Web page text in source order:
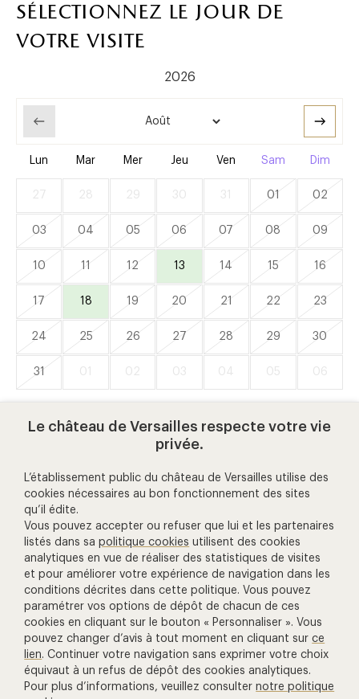
sélectionnez le jour de
votre visite
Lun Mar Mer Jeu Ven Sam Dim
27 28 29 30 31 01 02
03 04 05 06 07 08 09
10 11 12 13 14 15 16
17 18 19 20 21 22 23
24 25 26 27 28 29 30
31 01 02 03 04 05 06
Disponible ce jour Indisponible ce jour
aide et contact
01 30 83 78 00
(prix d'un appel local)
Nous contacter
Gestion des cookies
autres billetteries
Le château de Versailles respecte votre vie
privée.
L’établissement public du château de Versailles utilise des
cookies nécessaires au bon fonctionnement des sites
qu’il édite.
Vous pouvez accepter ou refuser que lui et les partenaires
listés dans sapolitique cookies utilisent des cookies
analytiques en vue de réaliser des statistiques de visites
et pour améliorer votre expérience de navigation dans les
conditions décrites dans cette politique. Vous pouvez
paramétrer vos options de dépôt de chacun de ces
cookies en cliquant sur le bouton « Personnaliser ». Vous
pouvez changer d’avis à tout moment en cliquant surce
lien. Continuer votre navigation sans exprimer votre choix
équivaut à un refus de dépôt des cookies analytiques.
Pour plus d’informations, veuillez consulternotre politique